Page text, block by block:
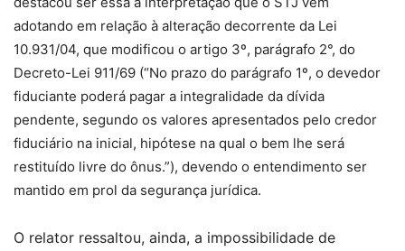
adotando em relação à alteração decorrente da Lei
10.931/04, que modificou o artigo 3º, parágrafo 2°, do
Decreto-Lei 911/69 (“No prazo do parágrafo 1º, o devedor
fiduciante poderá pagar a integralidade da dívida
pendente, segundo os valores apresentados pelo credor
fiduciário na inicial, hipótese na qual o bem lhe será
restituído livre do ônus.”), devendo o entendimento ser
mantido em prol da segurança jurídica.
O relator ressaltou, ainda, a impossibilidade de